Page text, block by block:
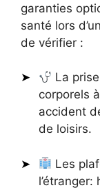
garanties
santé lors
de vérifier :
La
corporels
accident
de loisirs.
Les